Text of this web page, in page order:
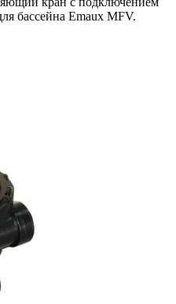
бассейна Emaux MFV.